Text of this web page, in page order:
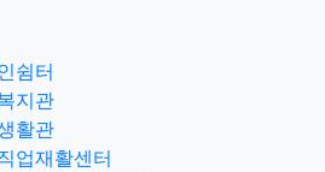
쉼터
지관
활관
업재활센터